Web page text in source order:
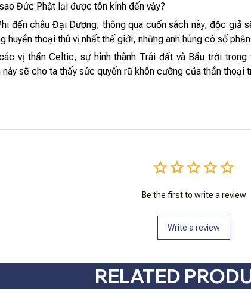
Đức Phật lại được tôn kính đến vậy?
đến châu Đại Dương, thông qua cuốn sách này, độc giả
huyền thoại thú vị nhất thế giới, những anh hùng có số
vị thần Celtic, sự hình thành Trái đất và Bầu trời
sẽ cho ta thấy sức quyến rũ khôn cưỡng của thần thoại
Be the first to write a review
Write a review
RELATED